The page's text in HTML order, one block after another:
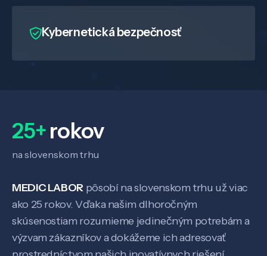
Kybernetická bezpečnosť
25+rokov
na slovenskom trhu
MEDIC LABOR pôsobí na slovenskom trhu už viac
ako 25 rokov. Vďaka našim dlhoročným
skúsenostiam rozumieme jedinečným potrebám a
výzvam zákazníkov a dokážeme ich adresovať